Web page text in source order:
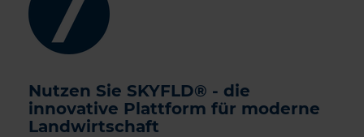
Nutzen Sie SKYFLD® - die
innovative Plattform für moderne
Landwirtschaft